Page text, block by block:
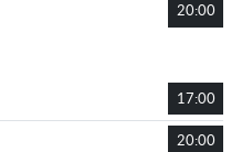
20:00
17:00
20:00